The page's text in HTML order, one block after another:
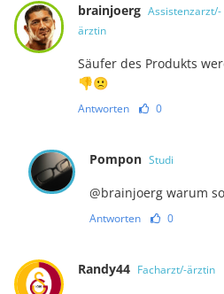
brainjoerg Assistenzarzt/-
ärztin
Säufer des Produkts
👎🙁
Antworten 0
Pompon Studi
@brainjoerg warum
Antworten 0
Randy44 Facharzt/-ärztin